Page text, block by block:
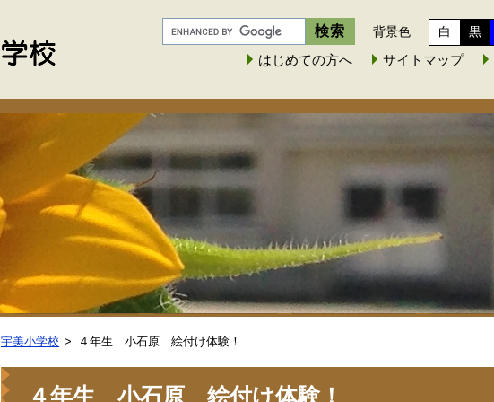
背景色 白 黒
はじめての方へ サイトマップ
宇美小学校 ４年生 小石原 絵付け体験！
４年生 小石原 絵付け体験！